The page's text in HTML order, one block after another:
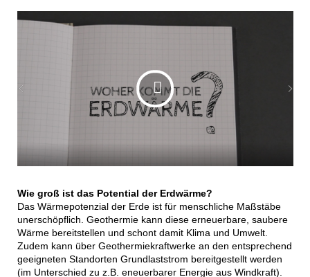
Wie groß ist das Potential der Erdwärme?
Das Wärmepotenzial der Erde ist für menschliche Maßstäbe
unerschöpflich. Geothermie kann diese erneuerbare, saubere
Wärme bereitstellen und schont damit Klima und Umwelt.
Zudem kann über Geothermiekraftwerke an den entsprechend
geeigneten Standorten Grundlaststrom bereitgestellt werden
(im Unterschied zu z.B. eneuerbarer Energie aus Windkraft).